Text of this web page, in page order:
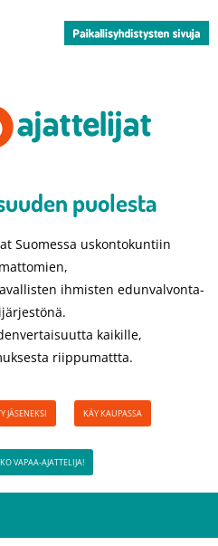
puolesta​
Suomessa uskontokuntiin
ihmisten edunvalvonta-
kaikille,
riippumattta.
JÄSENEKSI KÄY KAUPASSA
VAPAA-AJATTELIJA!